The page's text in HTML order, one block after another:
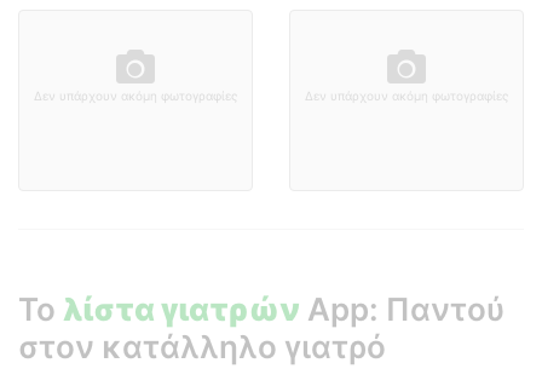
Δεν υπάρχουν ακόμη φωτογραφίες Δεν υπάρχουν ακόμη φωτογραφίες
Το λίστα γιατρών App: Παντού
στον κατάλληλο γιατρό